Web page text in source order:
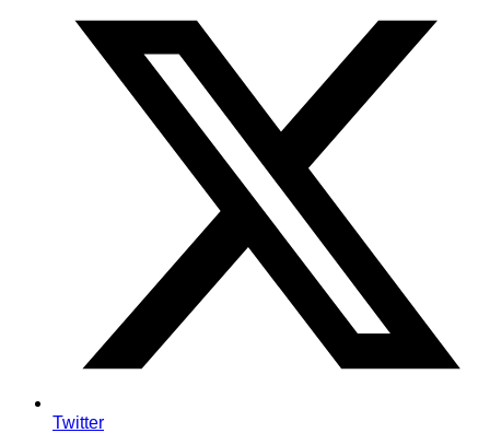
Twitter